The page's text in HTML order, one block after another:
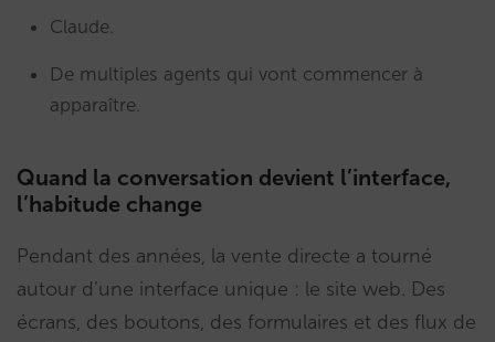
Claude.
De multiples agents qui vont commencer à
apparaître.
Quand la conversation devient l’interface,
l’habitude change
Pendant des années, la vente directe a tourné
autour d’une interface unique : le site web. Des
écrans, des boutons, des formulaires et des flux de